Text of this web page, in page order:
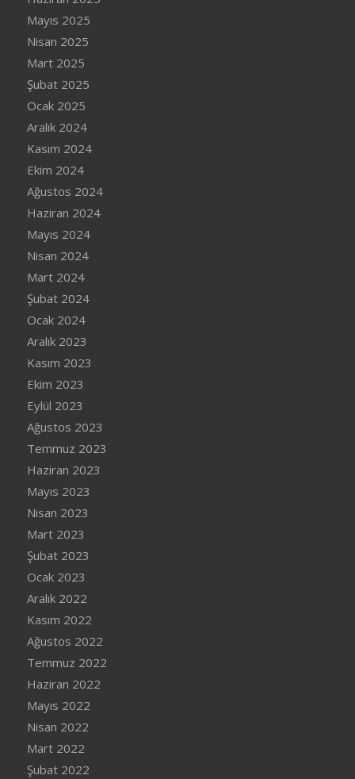
Mayıs 2025
Nisan 2025
Mart 2025
Şubat 2025
Ocak 2025
Aralık 2024
Kasım 2024
Ekim 2024
Ağustos 2024
Haziran 2024
Mayıs 2024
Nisan 2024
Mart 2024
Şubat 2024
Ocak 2024
Aralık 2023
Kasım 2023
Ekim 2023
Eylül 2023
Ağustos 2023
Temmuz 2023
Haziran 2023
Mayıs 2023
Nisan 2023
Mart 2023
Şubat 2023
Ocak 2023
Aralık 2022
Kasım 2022
Ağustos 2022
Temmuz 2022
Haziran 2022
Mayıs 2022
Nisan 2022
Mart 2022
Şubat 2022